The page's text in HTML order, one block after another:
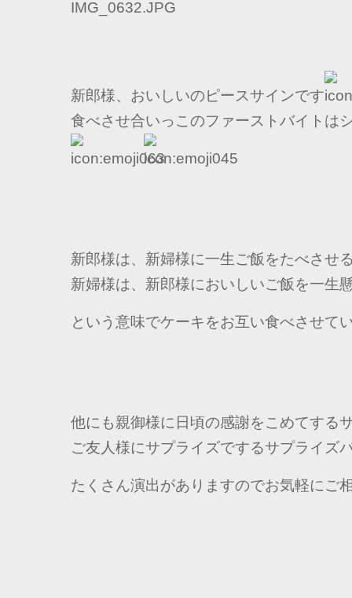
新郎様、おいしいのピースサインです
食べさせ合いっこのファーストバイトは
新郎様は、新婦様に一生ご飯をたべさせ
新婦様は、新郎様においしいご飯を一生
という意味でケーキをお互い食べさせて
他にも親御様に日頃の感謝をこめてする
ご友人様にサプライズでするサプライズ
たくさん演出がありますのでお気軽にご